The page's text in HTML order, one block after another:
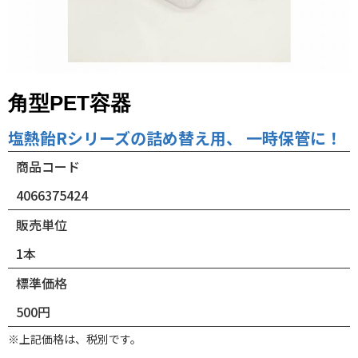
角型PET容器
塩熱飴Rシリーズの詰め替え用、 一時保管に！
商品コード
4066375424
販売単位
1本
標準価格
500円
※上記価格は、税別です。